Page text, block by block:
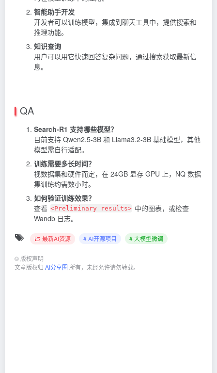
智能助手开发
开发者可以训练模型，集成到聊天工具中，提供搜索和
推理功能。
知识查询
用户可以用它快速回答复杂问题，通过搜索获取最新信
息。
QA
Search-R1 支持哪些模型？
目前支持 Qwen2.5-3B 和 Llama3.2-3B 基础模型，其他
模型需自行适配。
训练需要多长时间？
视数据集和硬件而定，在 24GB 显存 GPU 上，NQ 数据
集训练约需数小时。
如何验证训练效果？
查看 <Preliminary results> 中的图表，或检查
Wandb 日志。
最新AI资源 # AI开源项目 # 大模型微调
© 版权声明
文章版权归 AI分享圈 所有，未经允许请勿转载。